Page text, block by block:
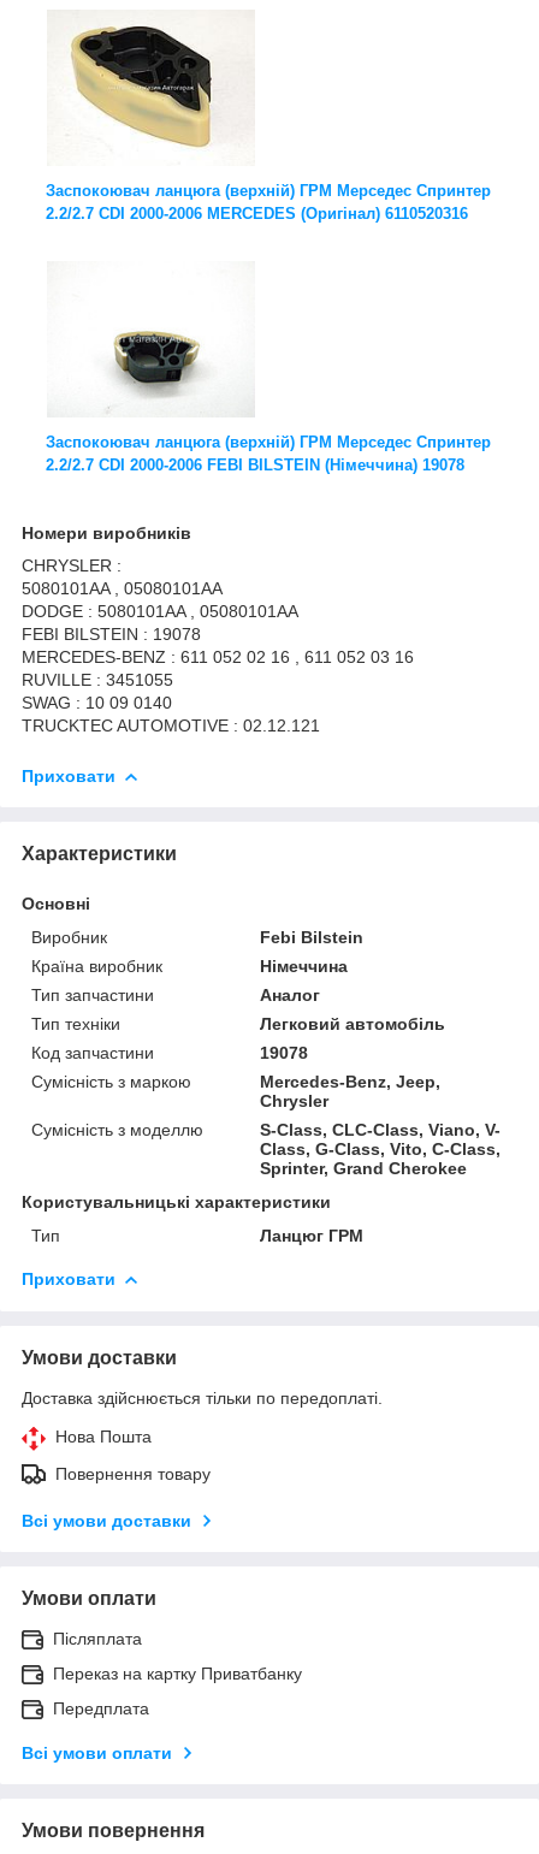
Заспокоювач ланцюга (верхній) ГРМ Мерседес Спринтер
2.2/2.7 CDI 2000-2006 MERCEDES (Оригінал) 6110520316
Заспокоювач ланцюга (верхній) ГРМ Мерседес Спринтер
2.2/2.7 CDI 2000-2006 FEBI BILSTEIN (Німеччина) 19078
Номери виробників
CHRYSLER :
5080101AA , 05080101AA
DODGE : 5080101AA , 05080101AA
FEBI BILSTEIN : 19078
MERCEDES-BENZ : 611 052 02 16 , 611 052 03 16
RUVILLE : 3451055
SWAG : 10 09 0140
TRUCKTEC AUTOMOTIVE : 02.12.121
Приховати
Характеристики
Основні
Виробник
Febi Bilstein
Країна виробник
Німеччина
Тип запчастини
Аналог
Тип техніки
Легковий автомобіль
Код запчастини
19078
Сумісність з маркою
Mercedes-Benz, Jeep,
Chrysler
Сумісність з моделлю
S-Class, CLC-Class, Viano, V-
Class, G-Class, Vito, C-Class,
Sprinter, Grand Cherokee
Користувальницькі характеристики
Тип
Ланцюг ГРМ
Приховати
Умови доставки
Доставка здійснюється тільки по передоплаті.
Нова Пошта
Повернення товару
Всі умови доставки
Умови оплати
Післяплата
Переказ на картку Приватбанку
Передплата
Всі умови оплати
Умови повернення